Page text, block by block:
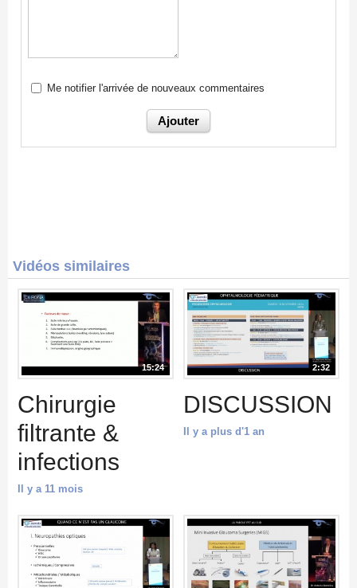
Vidéos similaires
15:24
Chirurgie
filtrante &
infections
Il y a 11 mois
2:32
DISCUSSION
Il y a plus d'1 an
Me notifier l'arrivée de nouveaux commentaires